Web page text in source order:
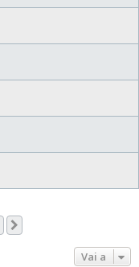
Vai a